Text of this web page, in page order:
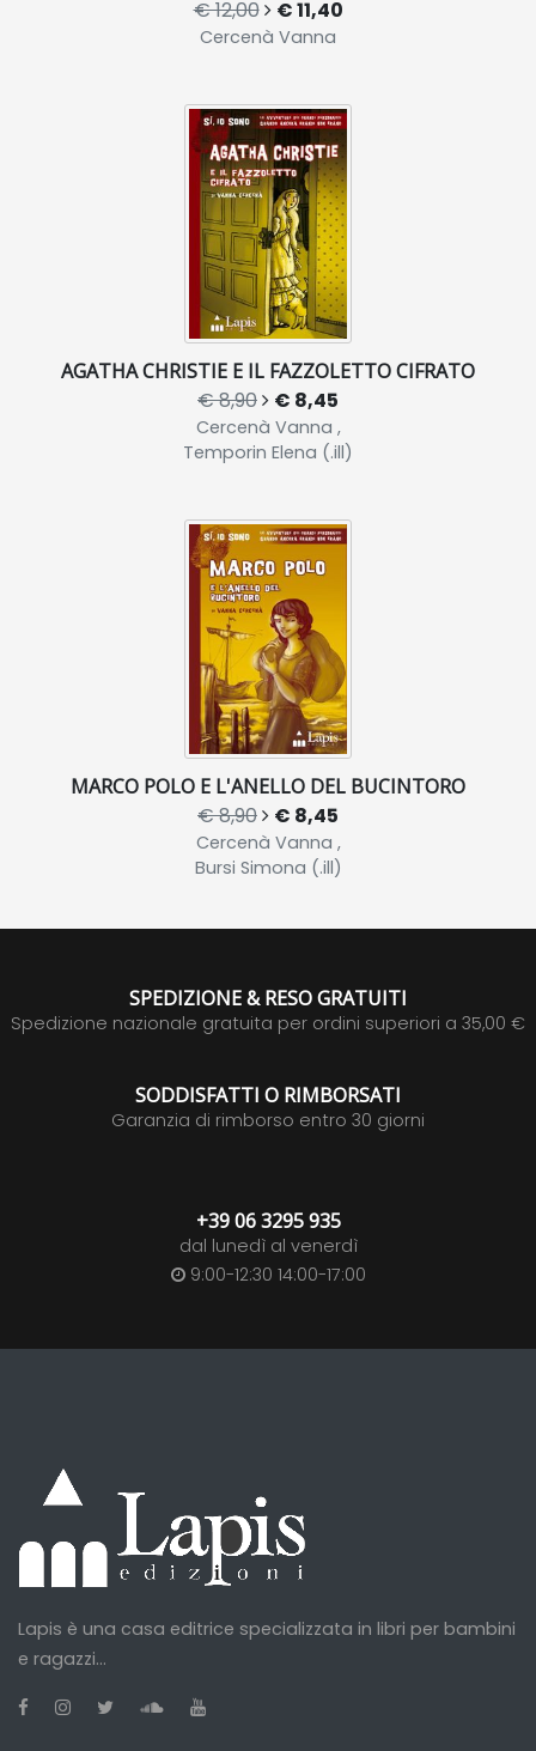
€ 12,00 € 11,40
Cercenà Vanna
AGATHA CHRISTIE E IL FAZZOLETTO CIFRATO
€ 8,90 € 8,45
Cercenà Vanna ,
Temporin Elena (.ill)
MARCO POLO E L'ANELLO DEL BUCINTORO
€ 8,90 € 8,45
Cercenà Vanna ,
Bursi Simona (.ill)
SPEDIZIONE & RESO GRATUITI
Spedizione nazionale gratuita per ordini superiori a 35,00 €
SODDISFATTI O RIMBORSATI
Garanzia di rimborso entro 30 giorni
+39 06 3295 935
dal lunedì al venerdì
9:00-12:30 14:00-17:00
Lapis è una casa editrice specializzata in libri per bambini
e ragazzi...